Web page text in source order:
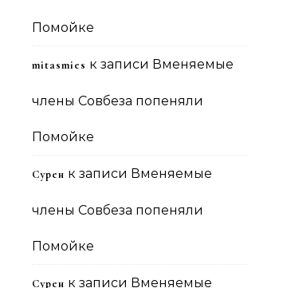
Помойке
mitasmies к записи Вменяемые
члены Совбеза попеняли
Помойке
Сурен к записи Вменяемые
члены Совбеза попеняли
Помойке
Сурен к записи Вменяемые